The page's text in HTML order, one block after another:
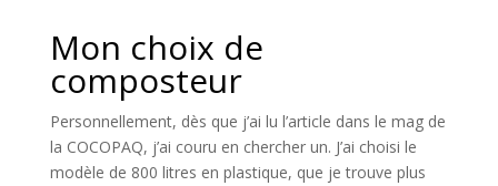
Mon choix de
composteur
Personnellement, dès que j’ai lu l’article dans le mag de
la COCOPAQ, j’ai couru en chercher un. J’ai choisi le
modèle de 800 litres en plastique, que je trouve plus